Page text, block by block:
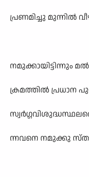
പ്രണമിച്ചു മുന്നിൽ
നമുക്കായിട്ടിന്നും
ക്രമത്തിൽ പ്രധാന
ന്നവനെ നമുക്കു